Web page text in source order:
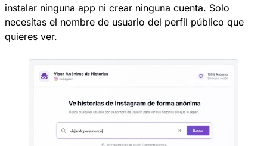
instalar ninguna app ni crear ninguna cuenta. Solo
necesitas el nombre de usuario del perfil público que
quieres ver.